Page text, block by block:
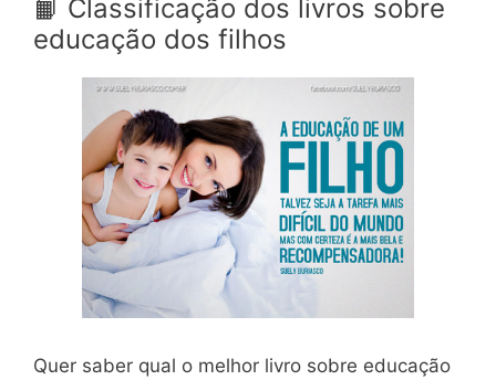
📙 Classificação dos livros sobre
educação dos filhos
Quer saber qual o melhor livro sobre educação